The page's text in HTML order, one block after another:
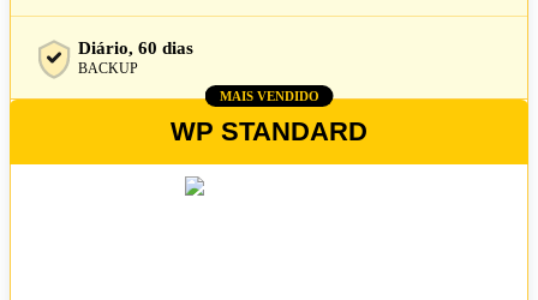
Diário, 60 dias
BACKUP
MAIS VENDIDO
WP STANDARD